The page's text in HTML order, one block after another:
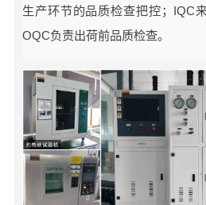
生产环节的品质检查把控；IQC
OQC负责出荷前品质检查。